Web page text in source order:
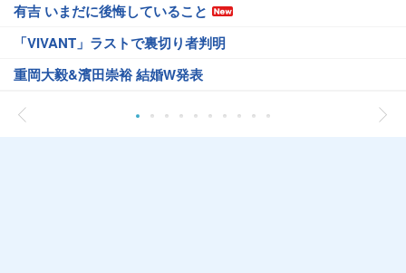
有吉 いまだに後悔していること
「VIVANT」ラストで裏切り者判明
重岡大毅&濱田崇裕 結婚W発表